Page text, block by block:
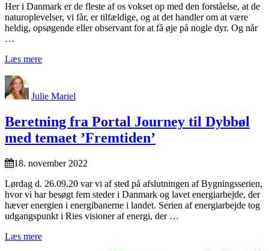
Her i Danmark er de fleste af os vokset op med den forståelse, at de
naturoplevelser, vi får, er tilfældige, og at det handler om at være
heldig, opsøgende eller observant for at få øje på nogle dyr. Og når
…
Læs mere
Julie Mariel
Beretning fra Portal Journey til Dybbøl
med temaet ’Fremtiden’
18. november 2022
Lørdag d. 26.09.20 var vi af sted på afslutningen af Bygningsserien,
hvor vi har besøgt fem steder i Danmark og lavet energiarbejde, der
hæver energien i energibanerne i landet. Serien af energiarbejde tog
udgangspunkt i Ries visioner af energi, der …
Læs mere